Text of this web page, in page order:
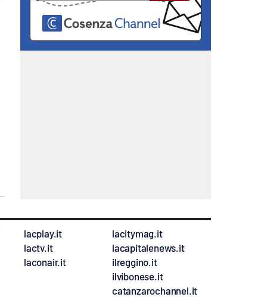
lacplay.it
lactv.it
laconair.it
lacitymag.it
lacapitalenews.it
ilreggino.it
ilvibonese.it
catanzarochannel.it